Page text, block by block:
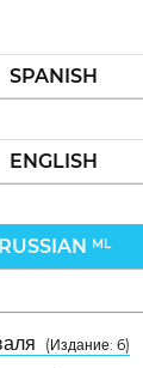
SPANISH
ENGLISH
RUSSIAN ML
( Издание: 6)